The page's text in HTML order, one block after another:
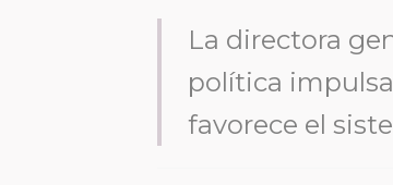
La directora
política
favorece el